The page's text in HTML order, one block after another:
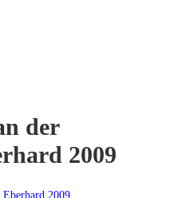
der
2009